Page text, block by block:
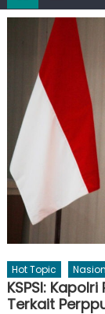
Hot Topic
KSPSI:
Terkait